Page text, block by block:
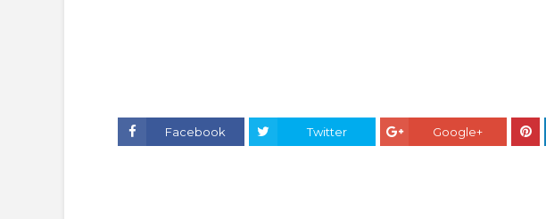
Facebook Twitter Google+